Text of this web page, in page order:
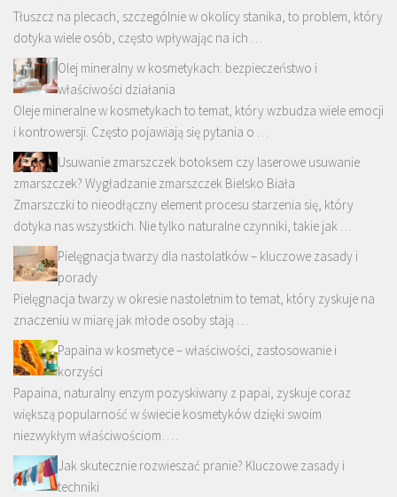
Tłuszcz na plecach, szczególnie w okolicy stanika, to problem, który
dotyka wiele osób, często wpływając na ich …
Olej mineralny w kosmetykach: bezpieczeństwo i
właściwości działania
Oleje mineralne w kosmetykach to temat, który wzbudza wiele emocji
i kontrowersji. Często pojawiają się pytania o …
Usuwanie zmarszczek botoksem czy laserowe usuwanie
zmarszczek? Wygładzanie zmarszczek Bielsko Biała
Zmarszczki to nieodłączny element procesu starzenia się, który
dotyka nas wszystkich. Nie tylko naturalne czynniki, takie jak …
Pielęgnacja twarzy dla nastolatków – kluczowe zasady i
porady
Pielęgnacja twarzy w okresie nastoletnim to temat, który zyskuje na
znaczeniu w miarę jak młode osoby stają …
Papaina w kosmetyce – właściwości, zastosowanie i
korzyści
Papaina, naturalny enzym pozyskiwany z papai, zyskuje coraz
większą popularność w świecie kosmetyków dzięki swoim
niezwykłym właściwościom. …
Jak skutecznie rozwieszać pranie? Kluczowe zasady i
techniki